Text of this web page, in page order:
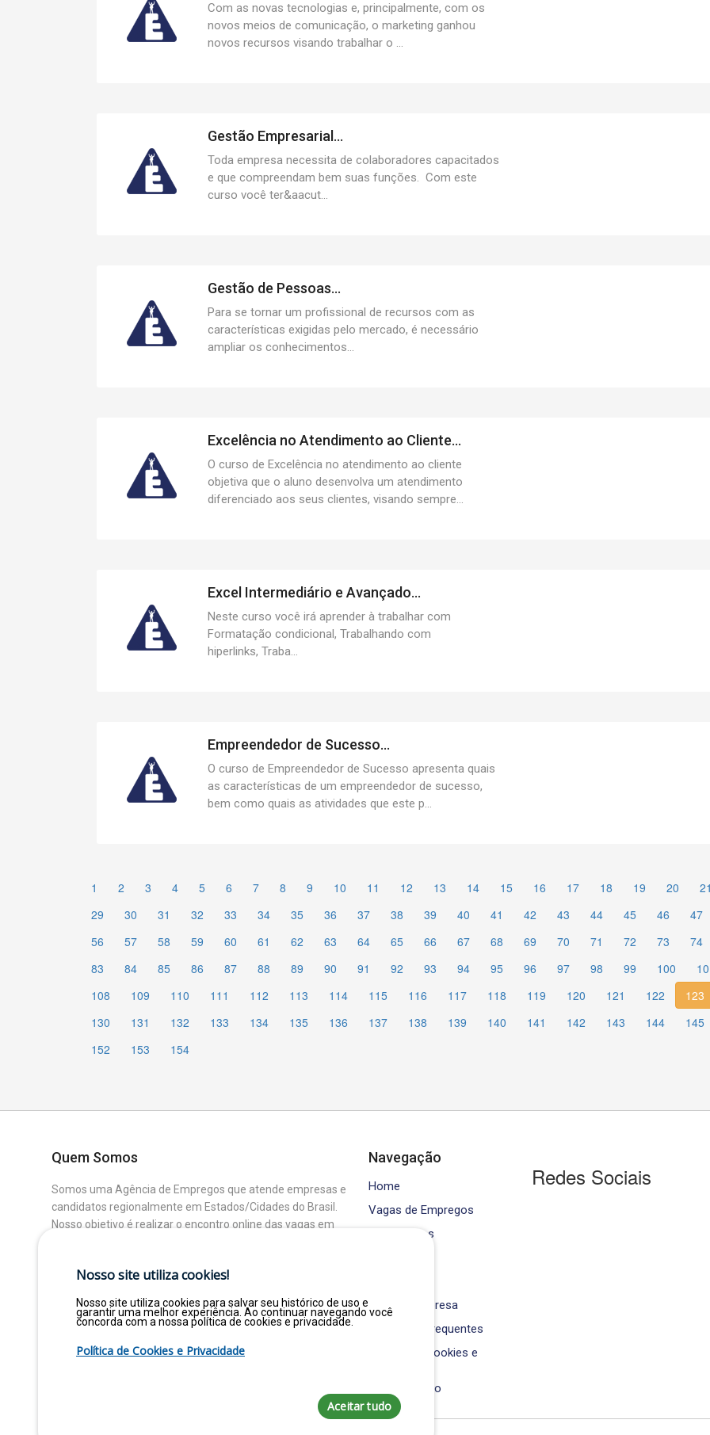
Com as novas tecnologias e, principalmente, com os
novos meios de comunicação, o marketing ganhou
novos recursos visando trabalhar o ...
Gestão Empresarial...
Toda empresa necessita de colaboradores capacitados
e que compreendam bem suas funções. Com este
curso você ter&aacut...
Gestão de Pessoas...
Para se tornar um profissional de recursos com as
características exigidas pelo mercado, é necessário
ampliar os conhecimentos...
Excelência no Atendimento ao Cliente...
O curso de Excelência no atendimento ao cliente
objetiva que o aluno desenvolva um atendimento
diferenciado aos seus clientes, visando sempre...
Excel Intermediário e Avançado...
Neste curso você irá aprender à trabalhar com
Formatação condicional, Trabalhando com
hiperlinks, Traba...
Empreendedor de Sucesso...
O curso de Empreendedor de Sucesso apresenta quais
as características de um empreendedor de sucesso,
bem como quais as atividades que este p...
1 2 3 4 5 6 7 8 9 10 11 12 13 14 15 16 17 18 19 20 21
29
30 31 32 33 34 35 36 37 38 39 40 41 42 43 44 45 46 47
56
57 58 59 60 61 62 63 64 65 66 67 68 69 70 71 72 73 74
83
84 85 86 87 88 89 90 91 92 93 94 95 96 97 98 99 100
108
109 110 111 112 113 114 115 116 117 118 119 120 121 122 123
130
131 132 133 134 135 136 137 138 139 140 141 142 143 144 145
152
153 154
Quem Somos
Somos uma Agência de Empregos que atende empresas e
candidatos regionalmente em Estados/Cidades do Brasil.
Nosso objetivo é realizar o encontro online das vagas em
Navegação
Home
Vagas de Empregos
Contratados
Área da Empresa
Perguntas Frequentes
Política de Cookies e
Fale Conosco
Redes Sociais
Nosso site utiliza cookies!
Nosso site utiliza cookies para salvar seu histórico de uso e
garantir uma melhor experiência. Ao continuar navegando você
concorda com a nossa política de cookies e privacidade.
Política de Cookies e Privacidade
Aceitar tudo